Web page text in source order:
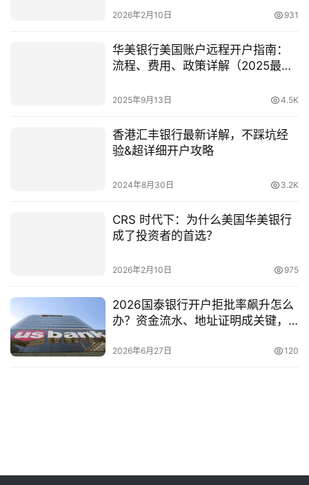
2026年2月10日 931
华美银行美国账户远程开户指南：
流程、费用、政策详解（2025最
2025年9月13日 4.5K
香港汇丰银行最新详解，不踩坑经
验&超详细开户攻略
2024年8月30日 3.2K
CRS 时代下：为什么美国华美银行
成了投资者的首选？
2026年2月10日 975
2026国泰银行开户拒批率飙升怎么
办？资金流水、地址证明成关键，
2026年6月27日 120